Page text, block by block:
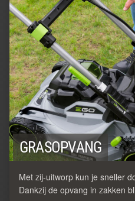
GRASOPVANG
Met zij-uitworp kun je sneller
Dankzij de opvang in zakken